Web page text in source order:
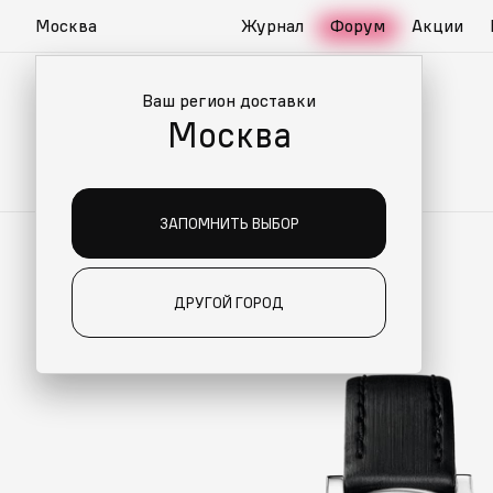
Москва
Ваш регион доставки
Москва
ЗАПОМНИТЬ ВЫБОР
ДРУГОЙ ГОРОД
Журнал Форум Акции
ДЛЯ ВАС